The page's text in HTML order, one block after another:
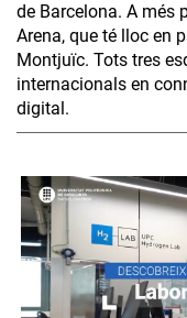
de Barcelona. A més
Arena, que té lloc en
Montjuïc. Tots tres
internacionals en
digital.